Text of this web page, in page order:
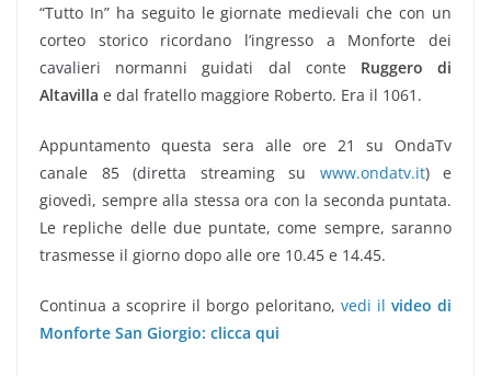
“Tutto In” ha seguito le giornate medievali che con un
corteo storico ricordano l’ingresso a Monforte dei
cavalieri normanni guidati dal conte Ruggero di
Altavilla e dal fratello maggiore Roberto. Era il 1061.
Appuntamento questa sera alle ore 21 su OndaTv
canale 85 (diretta streaming su www.ondatv.it) e
giovedì, sempre alla stessa ora con la seconda puntata.
Le repliche delle due puntate, come sempre, saranno
trasmesse il giorno dopo alle ore 10.45 e 14.45.
Continua a scoprire il borgo peloritano, vedi il video di
Monforte San Giorgio: clicca qui